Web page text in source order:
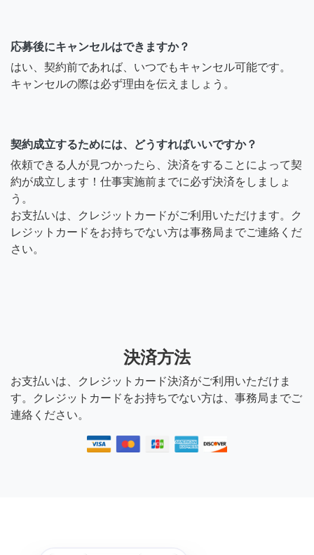
応募後にキャンセルはできますか？
はい、契約前であれば、いつでもキャンセル可能です。
キャンセルの際は必ず理由を伝えましょう。
契約成立するためには、どうすればいいですか？
依頼できる人が見つかったら、決済をすることによって契
約が成立します！仕事実施前までに必ず決済をしましょ
う。
お支払いは、クレジットカードがご利用いただけます。ク
レジットカードをお持ちでない方は事務局までご連絡くだ
さい。
決済方法
お支払いは、クレジットカード決済がご利用いただけま
す。クレジットカードをお持ちでない方は、事務局までご
連絡ください。